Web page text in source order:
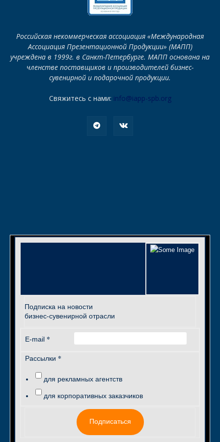
Российская некоммерческая ассоциация «Международная
Ассоциация Презентационной Продукции» (МАПП)
учреждена в 1999г. в Санкт-Петербурге. МАПП основана на
членстве поставщиков и производителей бизнес-
сувенирной и подарочной продукции.
Свяжитесь с нами: info@iapp-spb.org
Подписка на новости
бизнес-сувенирной отрасли
E-mail *
Рассылки *
для рекламных агентств
для корпоративных заказчиков
Подписаться